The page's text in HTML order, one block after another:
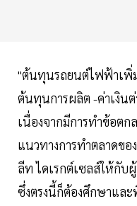
"ต้นทุนรถยนต์ไฟฟ้าเพิ่
ต้นทุนการผลิต -ค่าเงินต่
เนื่องจากมีการทำข้อตก
แนวทางการทำตลาดข
ลีท ไดเรกต์เซลส์ให้กับ
ซึ่งตรงนี้ก็ต้องศึกษาแล